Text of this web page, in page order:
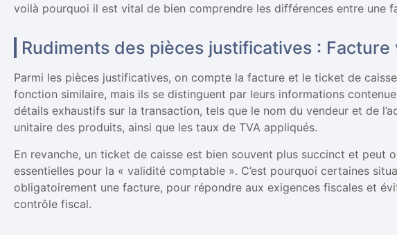
voilà pourquoi il est vital de bien comprendre les différences entre une
Rudiments des pièces justificatives : Facture
Parmi les pièces justificatives, on compte la facture et le ticket de
fonction similaire, mais ils se distinguent par leurs informations
détails exhaustifs sur la transaction, tels que le nom du vendeur et de
unitaire des produits, ainsi que les taux de TVA appliqués.
En revanche, un ticket de caisse est bien souvent plus succinct et peut
essentielles pour la « validité comptable ». C’est pourquoi certaines
obligatoirement une facture, pour répondre aux exigences fiscales et
contrôle fiscal.